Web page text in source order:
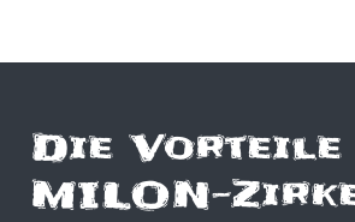
Die Vorteile
MILON-